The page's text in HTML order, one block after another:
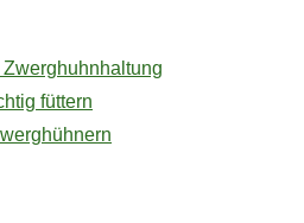
füttern